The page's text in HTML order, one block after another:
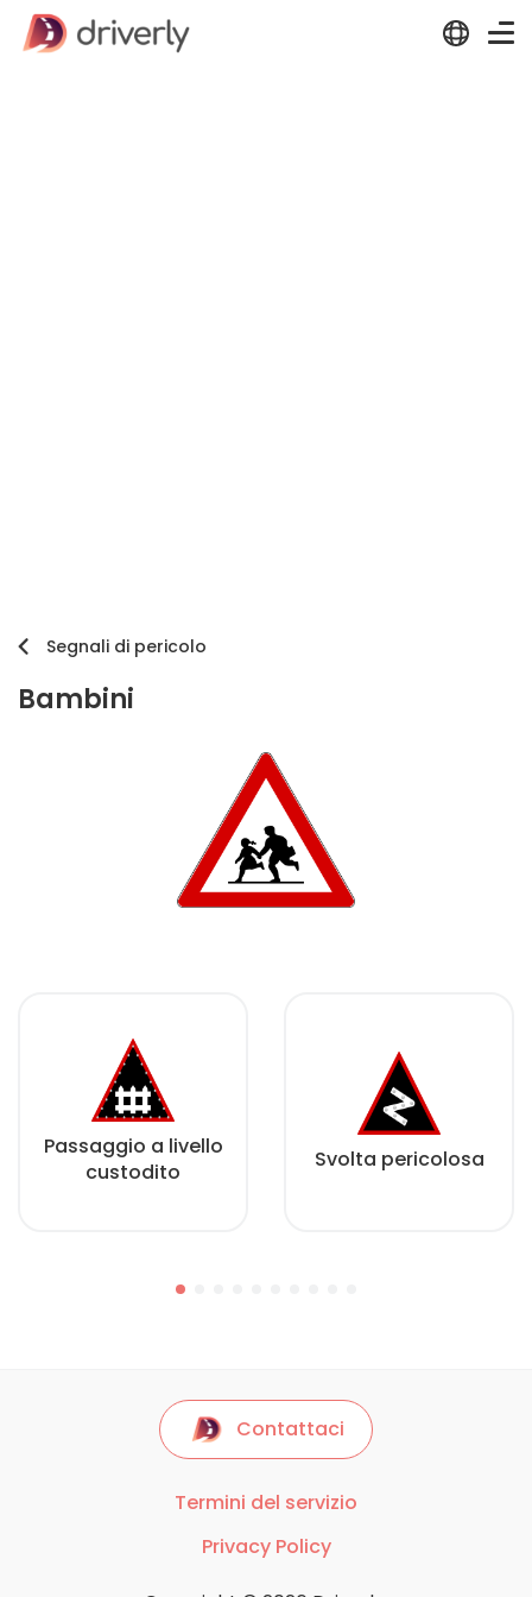
Segnali di pericolo
Bambini
Passaggio a livello
custodito
Svolta pericolosa
Contattaci
Termini del servizio
Privacy Policy